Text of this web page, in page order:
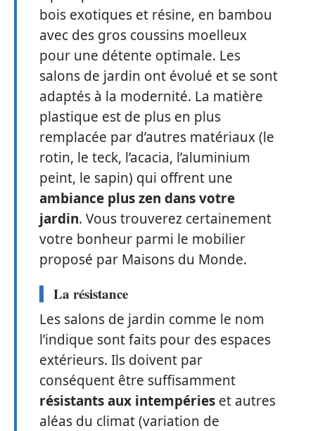
bois exotiques et résine, en bambou
avec des gros coussins moelleux
pour une détente optimale. Les
salons de jardin ont évolué et se sont
adaptés à la modernité. La matière
plastique est de plus en plus
remplacée par d’autres matériaux (le
rotin, le teck, l’acacia, l’aluminium
peint, le sapin) qui offrent une
ambiance plus zen dans votre
jardin. Vous trouverez certainement
votre bonheur parmi le mobilier
proposé par Maisons du Monde.
La résistance
Les salons de jardin comme le nom
l’indique sont faits pour des espaces
extérieurs. Ils doivent par
conséquent être suffisamment
résistants aux intempéries et autres
aléas du climat (variation de